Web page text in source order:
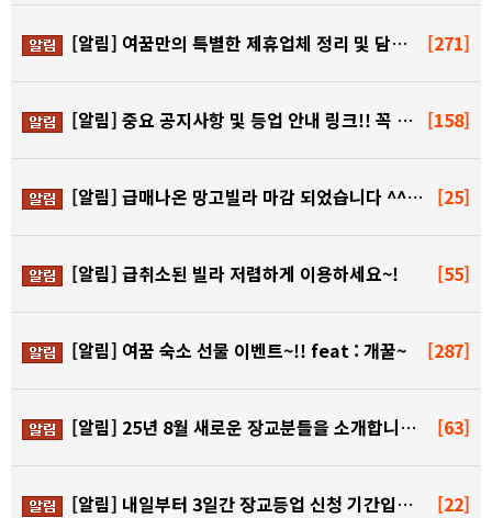
[271]
[알림] 여꿈만의 특별한 제휴업체 정리 및 담당 스텝 카톡!!
[158]
[알림] 중요 공지사항 및 등업 안내 링크!! 꼭 확인해주세요…
[25]
[알림] 급매나온 망고빌라 마감 되었습니다 ^^ 감사합니다~!
[55]
[알림] 급취소된 빌라 저렴하게 이용하세요~!
[287]
[알림] 여꿈 숙소 선물 이벤트~!! feat : 개꿀~
[63]
[알림] 25년 8월 새로운 장교분들을 소개합니다~!
[22]
[알림] 내일부터 3일간 장교등업 신청 기간입니다^^